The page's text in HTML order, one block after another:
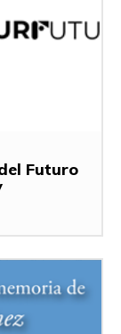
Futuro